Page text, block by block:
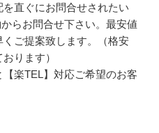
直ぐにお問合せされたい
らお問合せ下さい。最安値
ご提案致します。（格安
ります）
楽TEL】対応ご希望のお客